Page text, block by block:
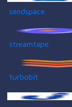
sendspace
streamtape
turbobit